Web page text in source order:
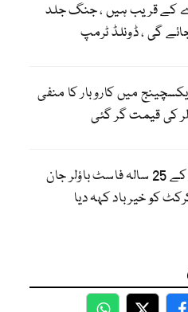
کے قریب ہیں ، جنگ جلد
گی ، ڈونلڈ ٹرمپ
میں کاروبار کا منفی
کی قیمت گر گئی
انگلینڈ کے 25 سالہ فاسٹ باؤلر جان
کو خیر باد کہہ دیا